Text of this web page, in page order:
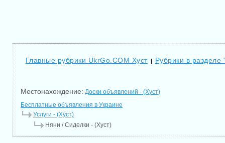
Главные рубрики UkrGo.COM Хуст | Рубрики в разделе
Местонахождение: Доски объявлений - (Хуст)
Бесплатные объявления в Украине
Услуги - (Хуст)
Няни / Cиделки - (Хуст)